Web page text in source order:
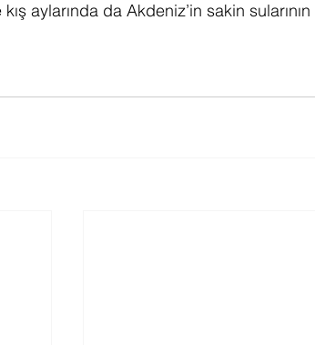
aylarında da Akdeniz’in sakin